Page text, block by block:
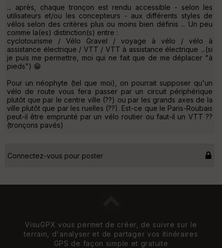
... après, chaque tronçon est rendu accessible - selon les
utilisateurs et/ou les concepteurs - aux différents styles de
vélos selon des critères plus ou moins bien définis ... Un peu
comme la(es) distinction(s) entre :
cyclotourisme / Vélo Gravel / voyage à vélo / vélo à
assistance électrique / VTT / VTT à assistance électrique ...(si
je puis me permettre, moi qui ne fait que de me déplacer "à
pieds") 😁
Pour un néophyte (tel que moi), on pourrait supposer qu'un
vélo de route vous fera passer par un circuit périphérique
plutôt que par le centre ville (??) ou par les grands axes de la
ville plutôt que par les ruelles (??). Est-ce que le Paris-Roubais
peut-il être emprunté par un vélo routier ou faut-il un VTT ??
(tronçons pavés)
Connectez-vous pour poster
VisuGPX vous permet de créer, de suivre sur le
terrain, d'analyser et de partager vos itinéraires
GPS de façon simple et gratuite